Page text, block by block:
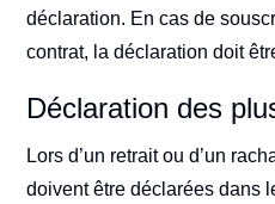
déclaration. En cas de
contrat, la déclaration doit
Déclaration des
Lors d’un retrait ou d’un
doivent être déclarées dans